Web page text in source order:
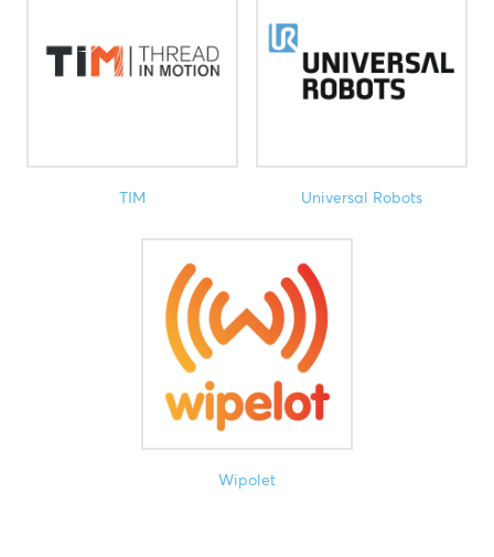
TIM Universal Robots
Wipolet